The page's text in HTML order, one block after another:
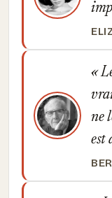
ne
est